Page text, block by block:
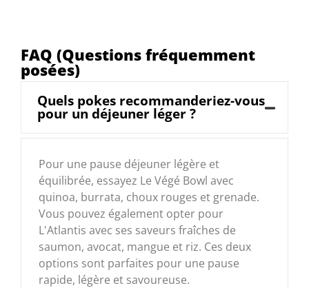
FAQ (Questions fréquemment
posées)
Quels pokes recommanderiez-vous
pour un déjeuner léger ?
Pour une pause déjeuner légère et
équilibrée, essayez Le Végé Bowl avec
quinoa, burrata, choux rouges et grenade.
Vous pouvez également opter pour
L'Atlantis avec ses saveurs fraîches de
saumon, avocat, mangue et riz. Ces deux
options sont parfaites pour une pause
rapide, légère et savoureuse.